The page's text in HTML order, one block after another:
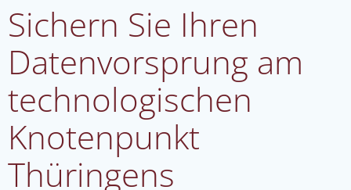
Sichern Sie Ihren
Datenvorsprung am
technologischen
Knotenpunkt
Thüringens